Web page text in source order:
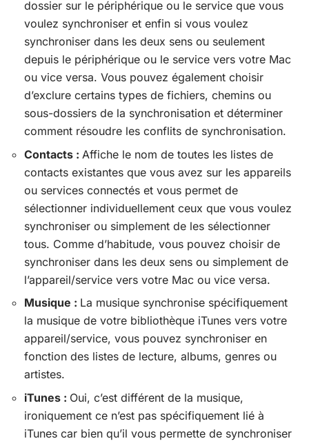
dossier sur le périphérique ou le service que vous
voulez synchroniser et enfin si vous voulez
synchroniser dans les deux sens ou seulement
depuis le périphérique ou le service vers votre Mac
ou vice versa. Vous pouvez également choisir
d’exclure certains types de fichiers, chemins ou
sous-dossiers de la synchronisation et déterminer
comment résoudre les conflits de synchronisation.
Contacts : Affiche le nom de toutes les listes de
contacts existantes que vous avez sur les appareils
ou services connectés et vous permet de
sélectionner individuellement ceux que vous voulez
synchroniser ou simplement de les sélectionner
tous. Comme d’habitude, vous pouvez choisir de
synchroniser dans les deux sens ou simplement de
l’appareil/service vers votre Mac ou vice versa.
Musique : La musique synchronise spécifiquement
la musique de votre bibliothèque iTunes vers votre
appareil/service, vous pouvez synchroniser en
fonction des listes de lecture, albums, genres ou
artistes.
iTunes : Oui, c’est différent de la musique,
ironiquement ce n’est pas spécifiquement lié à
iTunes car bien qu’il vous permette de synchroniser